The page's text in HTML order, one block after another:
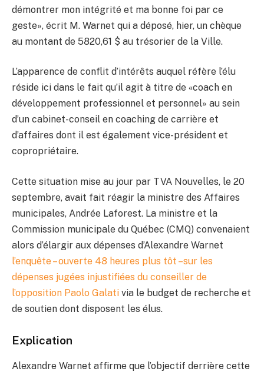
démontrer mon intégrité et ma bonne foi par ce
geste», écrit M. Warnet qui a déposé, hier, un chèque
au montant de 5820,61 $ au trésorier de la Ville.
L’apparence de conflit d’intérêts auquel réfère l’élu
réside ici dans le fait qu’il agit à titre de «coach en
développement professionnel et personnel» au sein
d’un cabinet-conseil en coaching de carrière et
d’affaires dont il est également vice-président et
copropriétaire.
Cette situation mise au jour par TVA Nouvelles, le 20
septembre, avait fait réagir la ministre des Affaires
municipales, Andrée Laforest. La ministre et la
Commission municipale du Québec (CMQ) convenaient
alors d’élargir aux dépenses d’Alexandre Warnet
l’enquête – ouverte 48 heures plus tôt –sur les
dépenses jugées injustifiées du conseiller de
l’opposition Paolo Galati via le budget de recherche et
de soutien dont disposent les élus.
Explication
Alexandre Warnet affirme que l’objectif derrière cette